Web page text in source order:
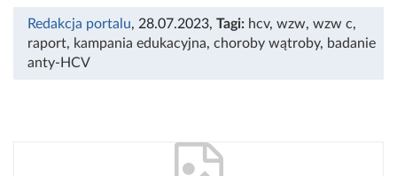
Redakcja portalu, 28.07.2023, Tagi: hcv, wzw, wzw c,
raport, kampania edukacyjna, choroby wątroby, badanie
anty-HCV